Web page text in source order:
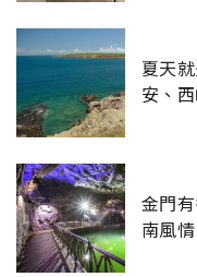
夏天
安、
金門
南風情